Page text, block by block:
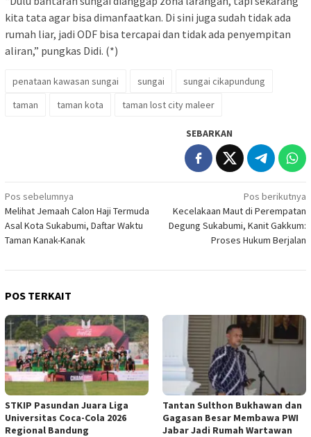
kita tata agar bisa dimanfaatkan. Di sini juga sudah tidak ada
rumah liar, jadi ODF bisa tercapai dan tidak ada penyempitan
aliran,” pungkas Didi. (*)
penataan kawasan sungai sungai
sungai cikapundung
taman
taman kota taman lost city maleer
SEBARKAN
Navigasi
pos
Pos sebelumnya
Melihat Jemaah Calon Haji Termuda
Asal Kota Sukabumi, Daftar Waktu
Taman Kanak-Kanak
Pos berikutnya
Kecelakaan Maut di Perempatan
Degung Sukabumi, Kanit Gakkum:
Proses Hukum Berjalan
POS TERKAIT
STKIP Pasundan Juara Liga
Universitas Coca-Cola 2026
Regional Bandung
Tantan Sulthon Bukhawan dan
Gagasan Besar Membawa PWI
Jabar Jadi Rumah Wartawan